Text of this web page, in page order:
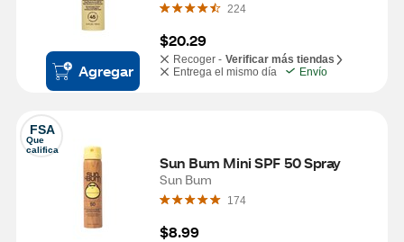
Agregar
224
$20.29
Recoger - Verificar más tiendas
Entrega el mismo día
Envío
FSA
Que
califica
Sun Bum Mini SPF 50 Spray
Sun Bum
174
$8.99